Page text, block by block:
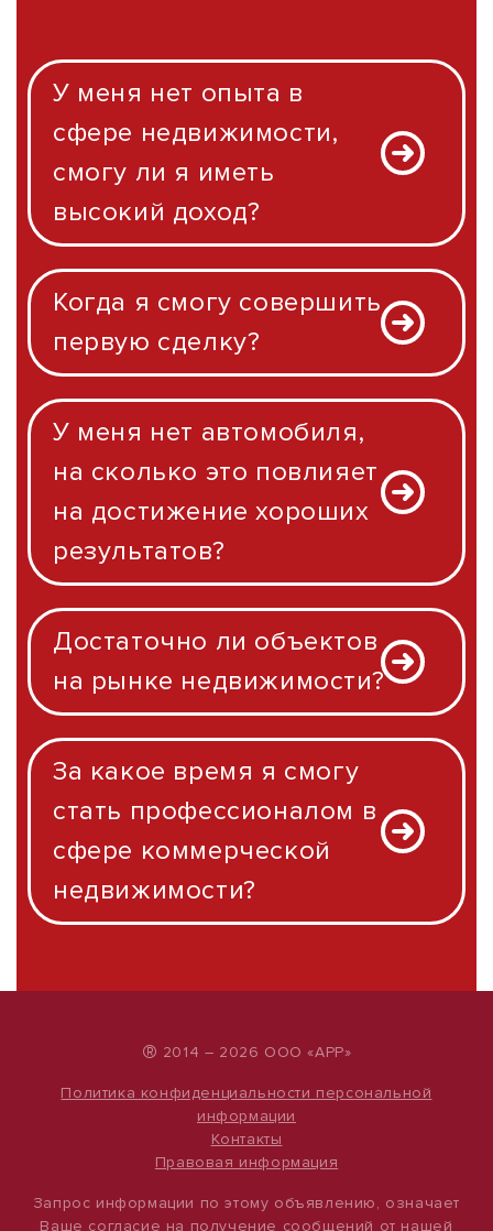
У меня нет опыта в
сфере недвижимости,
смогу ли я иметь
высокий доход?
Когда я смогу совершить
первую сделку?
У меня нет автомобиля,
на сколько это повлияет
на достижение хороших
результатов?
Достаточно ли объектов
на рынке недвижимости?
За какое время я смогу
стать профессионалом в
сфере коммерческой
недвижимости?
® 2014 – 2026 ООО «АРР»
Политика конфиденциальности персональной
информации
Контакты
Правовая информация
Запрос информации по этому объявлению, означает
Ваше согласие на получение сообщений от нашей